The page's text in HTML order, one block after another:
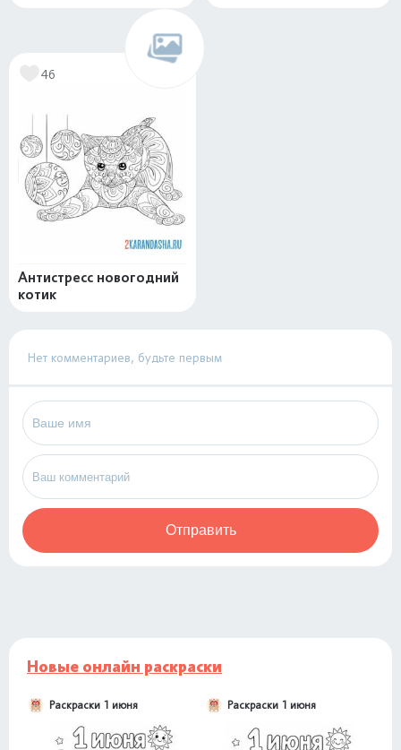
46
Антистресс новогодний
котик
Нет комментариев, будьте первым
Отправить
Новые онлайн раскраски
Раскраски 1 июня Раскраски 1 июня